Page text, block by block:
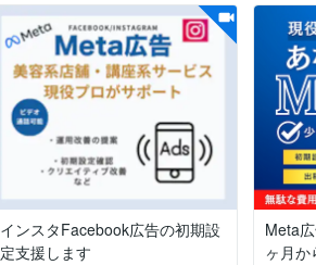
インスタFacebook広告の初期設
定支援します
Meta
ヶ月か